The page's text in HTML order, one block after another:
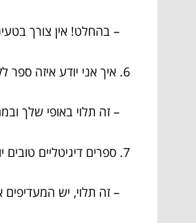
– בהחלט! אין צורך
6. איך אני יודע איזה ספר לקנות?
– זה תלוי באופי שלך
7. ספרים דיגיטליים טובים יותר לילדים?
– זה תלוי, יש